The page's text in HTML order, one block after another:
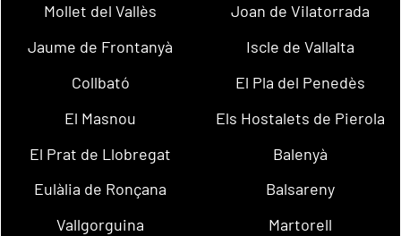
Mollet del Vallès
Joan de Vilatorrada
Jaume de Frontanyà
Iscle de Vallalta
Collbató
El Pla del Penedès
El Masnou
Els Hostalets de Pierola
El Prat de Llobregat
Balenyà
Eulàlia de Ronçana
Balsareny
Vallgorguina
Martorell